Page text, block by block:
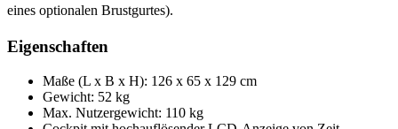
eines optionalen Brustgurtes).
Eigenschaften
Maße (L x B x H): 126 x 65 x 129 cm
Gewicht: 52 kg
Max. Nutzergewicht: 110 kg